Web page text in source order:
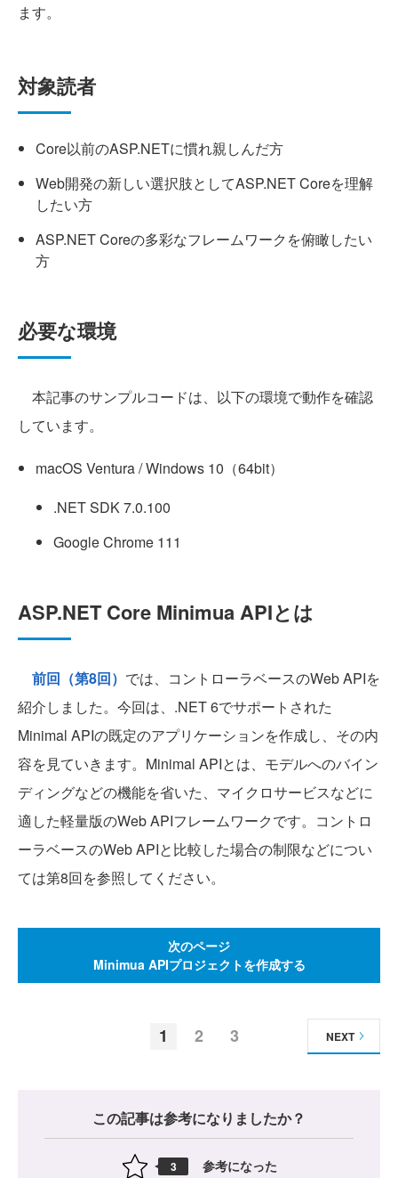
ます。
対象読者
Core以前のASP.NETに慣れ親しんだ方
Web開発の新しい選択肢としてASP.NET Coreを理解
したい方
ASP.NET Coreの多彩なフレームワークを俯瞰したい
方
必要な環境
本記事のサンプルコードは、以下の環境で動作を確認
しています。
macOS Ventura / Windows 10（64bit）
.NET SDK 7.0.100
Google Chrome 111
ASP.NET Core Minimua APIとは
前回（第8回） では、コントローラベースのWeb APIを
紹介しました。今回は、.NET 6でサポートされた
Minimal APIの既定のアプリケーションを作成し、その内
容を見ていきます。Minimal APIとは、モデルへのバイン
ディングなどの機能を省いた、マイクロサービスなどに
適した軽量版のWeb APIフレームワークです。コントロ
ーラベースのWeb APIと比較した場合の制限などについ
ては第8回を参照してください。
次のページ
Minimua APIプロジェクトを作成する
1 2 3 NEXT
この記事は参考になりましたか？
3 参考になった